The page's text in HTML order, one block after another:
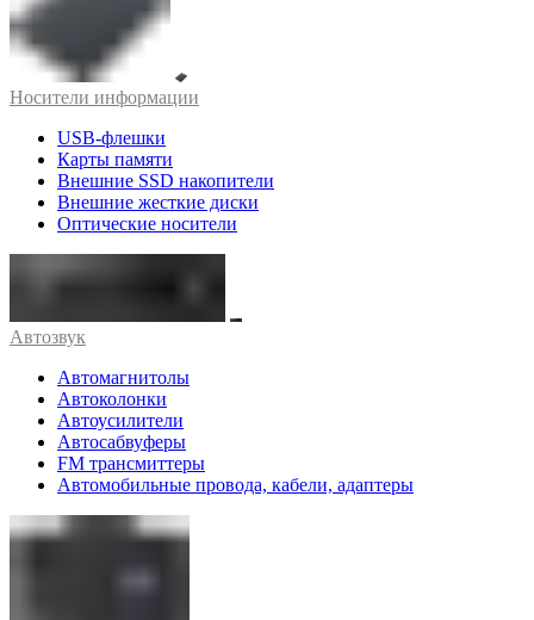
Носители информации
USB-флешки
Карты памяти
Внешние SSD накопители
Внешние жесткие диски
Оптические носители
Автозвук
Автомагнитолы
Автоколонки
Автоусилители
Автосабвуферы
FM трансмиттеры
Автомобильные провода, кабели, адаптеры